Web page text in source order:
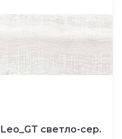
светло-сер.